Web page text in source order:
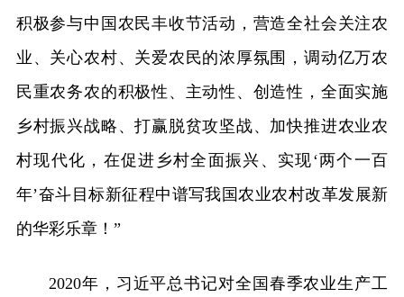
积极参与中国农民丰收节活动，营造全社会关注农
业、关心农村、关爱农民的浓厚氛围，调动亿万农
民重农务农的积极性、主动性、创造性，全面实施
乡村振兴战略、打赢脱贫攻坚战、加快推进农业农
村现代化，在促进乡村全面振兴、实现‘两个一百
年’奋斗目标新征程中谱写我国农业农村改革发展新
的华彩乐章！”
2020年，习近平总书记对全国春季农业生产工